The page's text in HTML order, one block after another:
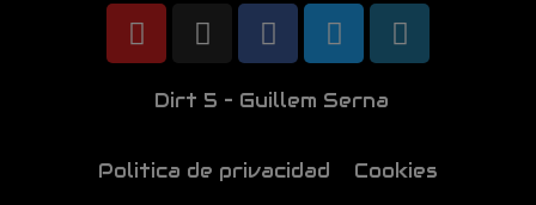
Dirt 5 – Guillem Serna
Politica de privacidad Cookies